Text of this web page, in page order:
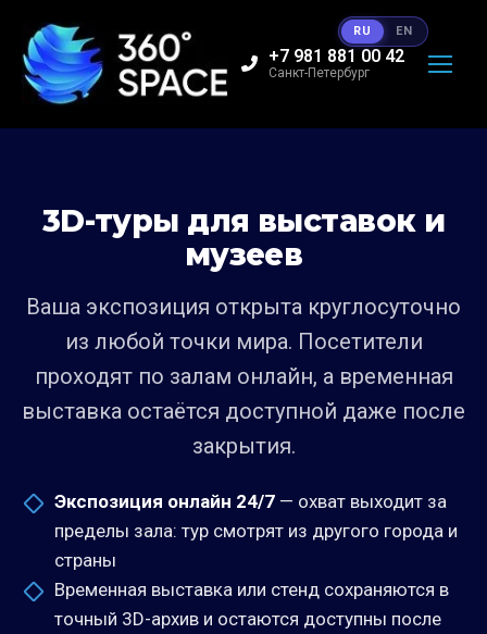
+7 981 881 00 42
Санкт-Петербург
3D-туры для выставок и
музеев
Ваша экспозиция открыта круглосуточно
из любой точки мира. Посетители
проходят по залам онлайн, а временная
выставка остаётся доступной даже после
закрытия.
Экспозиция онлайн 24/7 — охват выходит за
пределы зала: тур смотрят из другого города и
страны
Временная выставка или стенд сохраняются в
точный 3D-архив и остаются доступны после
RU EN